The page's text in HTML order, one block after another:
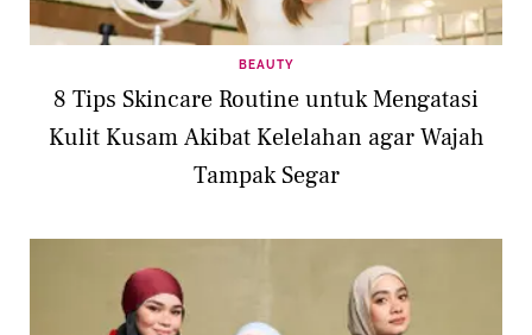
BEAUTY
8 Tips Skincare Routine untuk Mengatasi
Kulit Kusam Akibat Kelelahan agar Wajah
Tampak Segar